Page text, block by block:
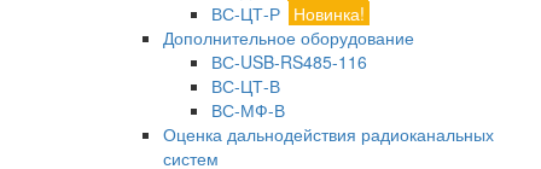
ВС-ЦТ-Р Новинка!
Дополнительное оборудование
ВС-USB-RS485-116
ВС-ЦТ-В
ВС-МФ-В
Оценка дальнодействия радиоканальных
систем